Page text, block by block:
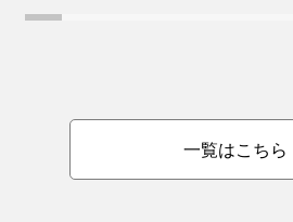
一覧はこちら